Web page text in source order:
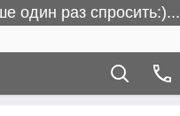
один раз спросить:)...